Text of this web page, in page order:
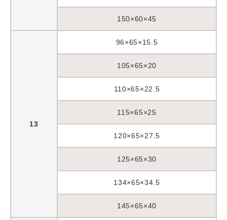
150×60×45
13
96×65×15.5
105×65×20
110×65×22.5
115×65×25
120×65×27.5
125×65×30
134×65×34.5
145×65×40